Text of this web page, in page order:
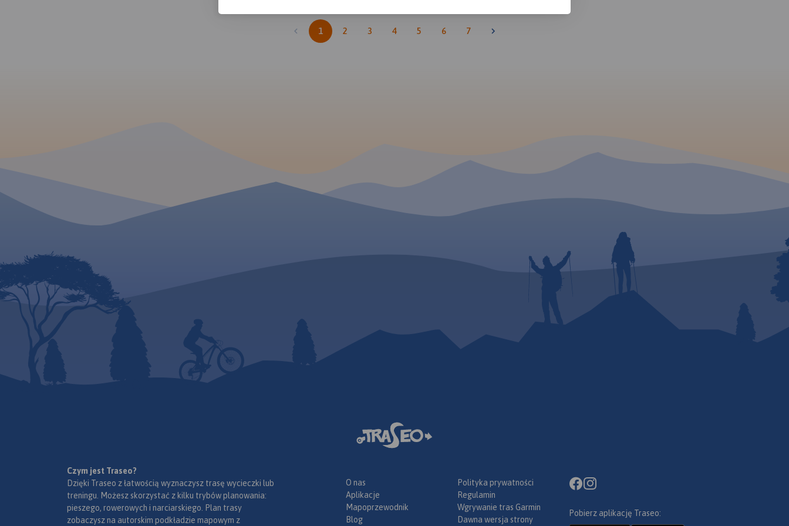
1 2 3 4 5 6 7
Czym jest Traseo?
Dzięki Traseo z łatwością wyznaczysz trasę wycieczki lub
treningu. Możesz skorzystać z kilku trybów planowania:
pieszego, rowerowych i narciarskiego. Plan trasy
zobaczysz na autorskim podkładzie mapowym z
O nas
Aplikacje
Mapoprzewodnik
Blog
Polityka prywatności
Regulamin
Wgrywanie tras Garmin
Dawna wersja strony
Pobierz aplikację Traseo: